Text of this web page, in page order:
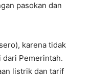
pasokan dan
karena tidak
dari Pemerintah.
listrik dan tarif